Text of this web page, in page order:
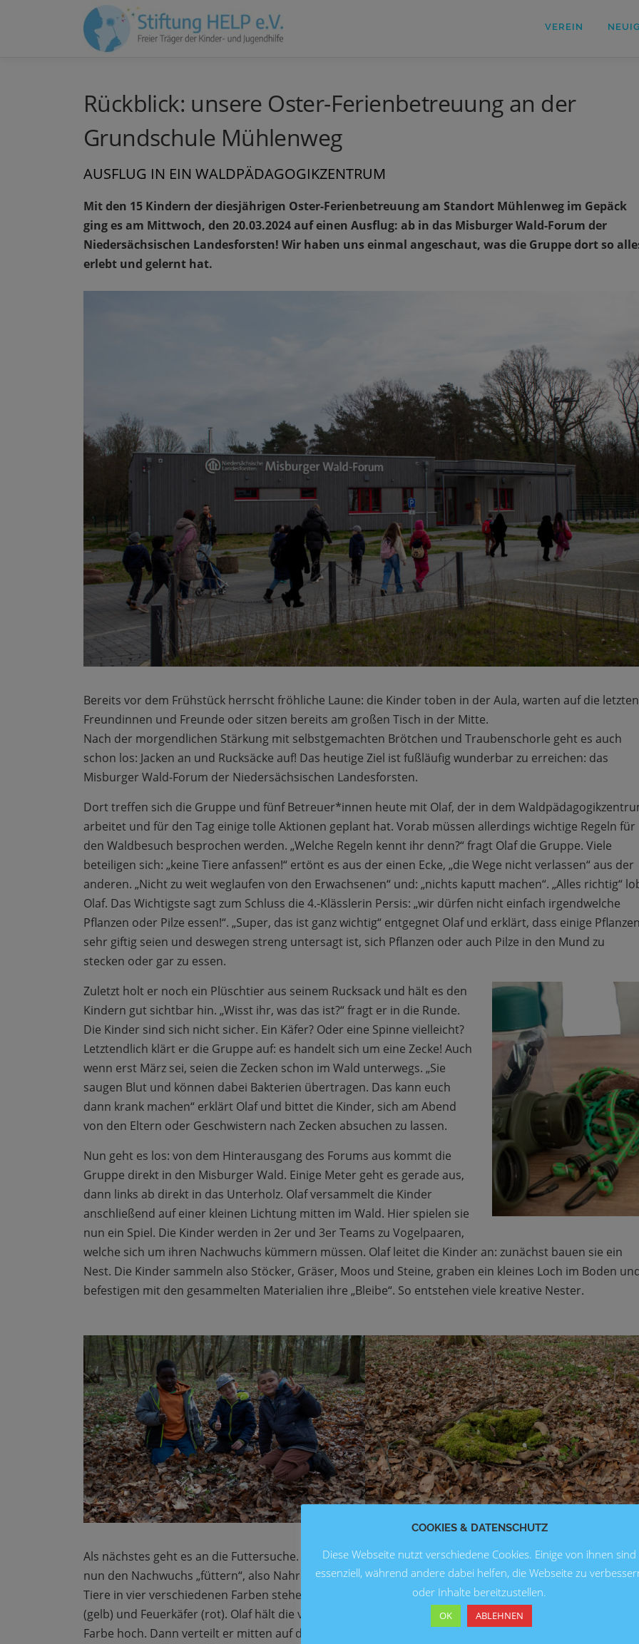
VEREIN
Rückblick: unsere Oster-Ferienbetreuung an der
Grundschule Mühlenweg
AUSFLUG IN EIN WALDPÄDAGOGIKZENTRUM
Mit den 15 Kindern der diesjährigen Oster-Ferienbetreuung am Standort Mühlenweg im Gepäck
ging es am Mittwoch, den 20.03.2024 auf einen Ausflug: ab in das Misburger Wald-Forum der
Niedersächsischen Landesforsten! Wir haben uns einmal angeschaut, was die Gruppe dort so
erlebt und gelernt hat.
Bereits vor dem Frühstück herrscht fröhliche Laune: die Kinder toben in der Aula, warten auf die letzten
Freundinnen und Freunde oder sitzen bereits am großen Tisch in der Mitte.
Nach der morgendlichen Stärkung mit selbstgemachten Brötchen und Traubenschorle geht es auch
schon los: Jacken an und Rucksäcke auf! Das heutige Ziel ist fußläufig wunderbar zu erreichen: das
Misburger Wald-Forum der Niedersächsischen Landesforsten.
Dort treffen sich die Gruppe und fünf Betreuer*innen heute mit Olaf, der in dem
arbeitet und für den Tag einige tolle Aktionen geplant hat. Vorab müssen allerdings wichtige Regeln für
den Waldbesuch besprochen werden. „Welche Regeln kennt ihr denn?“ fragt Olaf die Gruppe. Viele
beteiligen sich: „keine Tiere anfassen!“ ertönt es aus der einen Ecke, „die Wege nicht verlassen“ aus der
anderen. „Nicht zu weit weglaufen von den Erwachsenen“ und: „nichts kaputt machen“. „Alles richtig“
Olaf. Das Wichtigste sagt zum Schluss die 4.-Klässlerin Persis: „wir dürfen nicht einfach irgendwelche
Pflanzen oder Pilze essen!“. „Super, das ist ganz wichtig“ entgegnet Olaf und erklärt, dass einige
sehr giftig seien und deswegen streng untersagt ist, sich Pflanzen oder auch Pilze in den Mund zu
stecken oder gar zu essen.
Zuletzt holt er noch ein Plüschtier aus seinem Rucksack und hält es den
Kindern gut sichtbar hin. „Wisst ihr, was das ist?“ fragt er in die Runde.
Die Kinder sind sich nicht sicher. Ein Käfer? Oder eine Spinne vielleicht?
Letztendlich klärt er die Gruppe auf: es handelt sich um eine Zecke! Auch
wenn erst März sei, seien die Zecken schon im Wald unterwegs. „Sie
saugen Blut und können dabei Bakterien übertragen. Das kann euch
dann krank machen“ erklärt Olaf und bittet die Kinder, sich am Abend
von den Eltern oder Geschwistern nach Zecken absuchen zu lassen.
Nun geht es los: von dem Hinterausgang des Forums aus kommt die
Gruppe direkt in den Misburger Wald. Einige Meter geht es gerade aus,
dann links ab direkt in das Unterholz. Olaf versammelt die Kinder
anschließend auf einer kleinen Lichtung mitten im Wald. Hier spielen sie
nun ein Spiel. Die Kinder werden in 2er und 3er Teams zu Vogelpaaren,
welche sich um ihren Nachwuchs kümmern müssen. Olaf leitet die Kinder an: zunächst bauen sie ein
Nest. Die Kinder sammeln also Stöcker, Gräser, Moos und Steine, graben ein kleines Loch im Boden
befestigen mit den gesammelten Materialien ihre „Bleibe“. So entstehen viele kreative Nester.
Als nächstes geht es an die Futtersuche. Olaf erklärt den weiteren Verlauf des Spiels: die Kinder müssen
nun den Nachwuchs „füttern“, also Nahrung sammeln und diesen in ihr Nest bringen. Vier
Tiere in vier verschiedenen Farben stehen zur Auswahl: Raupen (grün), Mistkäfer (blau), Regenwürmer
(gelb) und Feuerkäfer (rot). Olaf hält die verschiedenen Bilder der Tiere einmal mit der entsprechenden
Farbe hoch. Dann verteilt er mitten auf der Lichtung, bunt durchmischt und von allen Nestern gleich
COOKIES & DATENSCHUTZ
Diese Webseite nutzt verschiedene Cookies. Einige von ihnen sind
essenziell, während andere dabei helfen, die Webseite zu
oder Inhalte bereitzustellen.
OK ABLEHNEN